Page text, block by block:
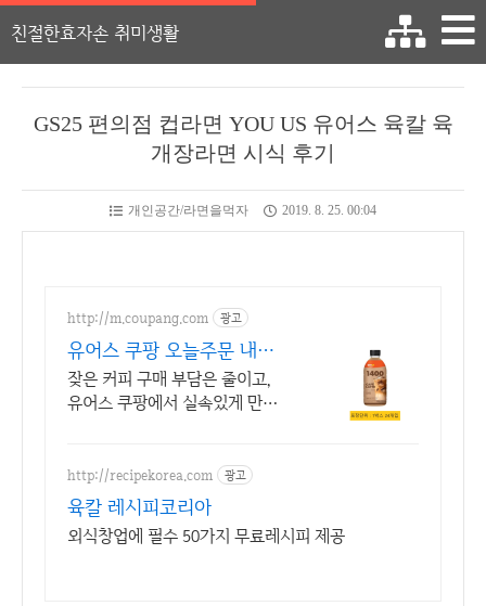
친절한효자손 취미생활
GS25 편의점 컵라면 YOU US 유어스 육칼 육
개장라면 시식 후기
개인공간/라면을먹자 2019. 8. 25. 00:04
http://m.coupang.com 광고
유어스 쿠팡 오늘주문 내일
도착 로켓배송
잦은 커피 구매 부담은 줄이고,
유어스 쿠팡에서 실속있게 만나
시적립도 놓치지 마세요.
http://recipekorea.com 광고
육칼 레시피코리아
외식창업에 필수 50가지 무료레시피 제공